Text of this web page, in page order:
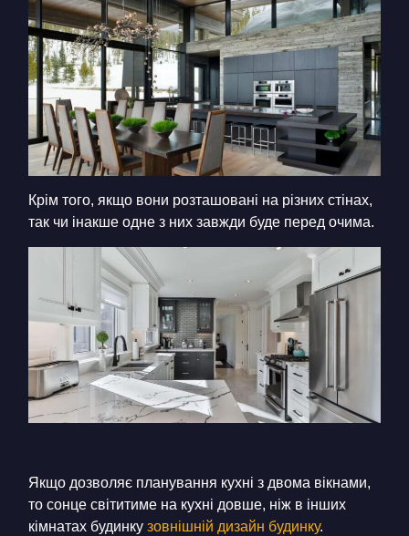
Крім того, якщо вони розташовані на різних стінах,
так чи інакше одне з них завжди буде перед очима.
Якщо дозволяє планування кухні з двома вікнами,
то сонце світитиме на кухні довше, ніж в інших
кімнатах будинку зовнішній дизайн будинку.